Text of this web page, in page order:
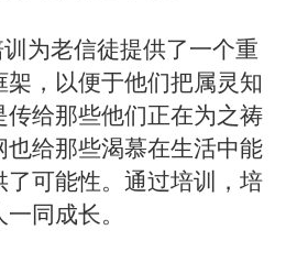
为老信徒提供了一个重
，以便于他们把属灵知
给那些他们正在为之祷
给那些渴慕在生活中能
可能性。通过培训，培
同成长。